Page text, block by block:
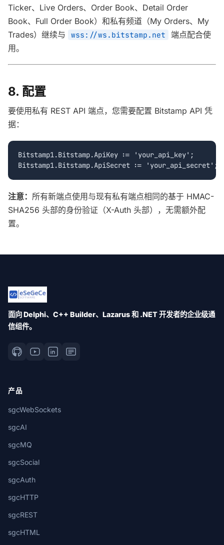
Ticker、Live Orders、Order Book、Detail Order
Book、Full Order Book）和私有频道（My Orders、My
Trades）继续与
wss://ws.bitstamp.net
端点配合使
用。
8. 配置
要使用私有 REST API 端点，您需要配置 Bitstamp API 凭
据：
Bitstamp1.Bitstamp.ApiKey := 'your_api_key';
Bitstamp1.Bitstamp.ApiSecret := 'your_api_secret';
注意： 所有新端点使用与现有私有端点相同的基于 HMAC-
SHA256 头部的身份验证（X-Auth 头部），无需额外配
置。
面向 Delphi、C++ Builder、Lazarus 和 .NET 开发者的企业级通
信组件。
产品
sgcWebSockets
sgcAI
sgcMQ
sgcSocial
sgcAuth
sgcHTTP
sgcREST
sgcHTML